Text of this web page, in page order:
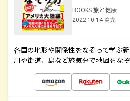
BOOKS 旅と健康
2022.10.14 発売
各国の地形や関係性をなぞって学ぶ
川や街道、島など旅気分で地図をな